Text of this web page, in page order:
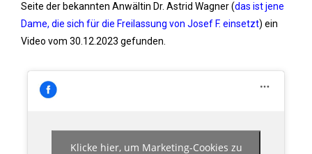
Seite der bekannten Anwältin Dr. Astrid Wagner (das ist jene
Dame, die sich für die Freilassung von Josef F. einsetzt) ein
Video vom 30.12.2023 gefunden.
Klicke hier, um Marketing-Cookies zu